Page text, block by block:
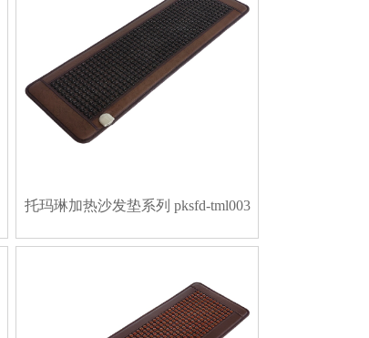
托玛琳加热沙发垫系列 pksfd-tml003